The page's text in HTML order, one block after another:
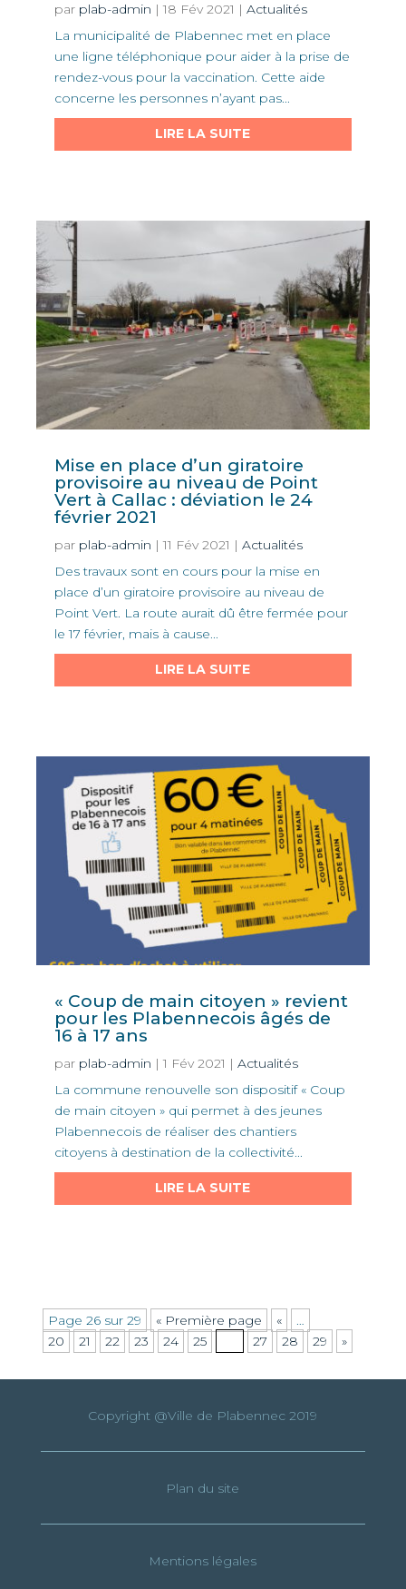
par plab-admin |18 Fév 2021 | Actualités
La municipalité de Plabennec met en place
une ligne téléphonique pour aider à la prise de
rendez-vous pour la vaccination. Cette aide
concerne les personnes n’ayant pas...
LIRE LA SUITE
Mise en place d’un giratoire
provisoire au niveau de Point
Vert à Callac : déviation le 24
février 2021
par plab-admin |11 Fév 2021 | Actualités
Des travaux sont en cours pour la mise en
place d’un giratoire provisoire au niveau de
Point Vert. La route aurait dû être fermée pour
le 17 février, mais à cause...
LIRE LA SUITE
« Coup de main citoyen » revient
pour les Plabennecois âgés de
16 à 17 ans
par plab-admin |1 Fév 2021 | Actualités
La commune renouvelle son dispositif « Coup
de main citoyen » qui permet à des jeunes
Plabennecois de réaliser des chantiers
citoyens à destination de la collectivité...
LIRE LA SUITE
Page 26 sur 29 « Première page «
…
20
21 22 23 24 25 27 28 29 »
Copyright @Ville de Plabennec 2019
Plan du site
Mentions légales